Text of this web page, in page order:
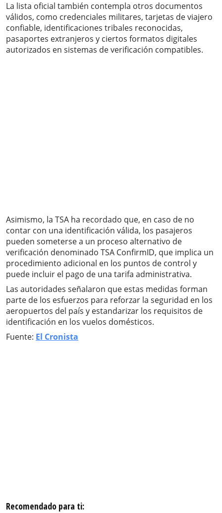
La lista oficial también contempla otros documentos
válidos, como credenciales militares, tarjetas de viajero
confiable, identificaciones tribales reconocidas,
pasaportes extranjeros y ciertos formatos digitales
autorizados en sistemas de verificación compatibles.
Asimismo, la TSA ha recordado que, en caso de no
contar con una identificación válida, los pasajeros
pueden someterse a un proceso alternativo de
verificación denominado TSA ConfirmID, que implica un
procedimiento adicional en los puntos de control y
puede incluir el pago de una tarifa administrativa.
Las autoridades señalaron que estas medidas forman
parte de los esfuerzos para reforzar la seguridad en los
aeropuertos del país y estandarizar los requisitos de
identificación en los vuelos domésticos.
Fuente: El Cronista
Recomendado para ti: